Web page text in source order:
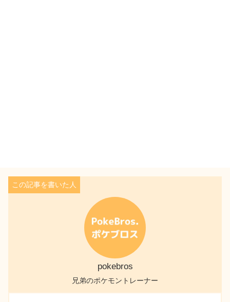
pokebros
兄弟のポケモントレーナー